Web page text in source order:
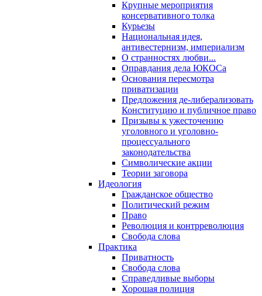
Крупные мероприятия
консервативного толка
Курьезы
Национальная идея,
антивестернизм, империализм
О странностях любви...
Оправдания дела ЮКОСа
Основания пересмотра
приватизации
Предложения де-либерализовать
Конституцию и публичное право
Призывы к ужесточению
уголовного и уголовно-
процессуального
законодательства
Символические акции
Теории заговора
Идеология
Гражданское общество
Политический режим
Право
Революция и контрреволюция
Свобода слова
Практика
Приватность
Свобода слова
Справедливые выборы
Хорошая полиция